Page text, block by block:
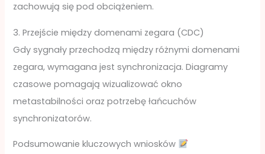
zachowują się pod obciążeniem.
3. Przejście między domenami zegara (CDC)
Gdy sygnały przechodzą między różnymi domenami
zegara, wymagana jest synchronizacja. Diagramy
czasowe pomagają wizualizować okno
metastabilności oraz potrzebę łańcuchów
synchronizatorów.
Podsumowanie kluczowych wniosków